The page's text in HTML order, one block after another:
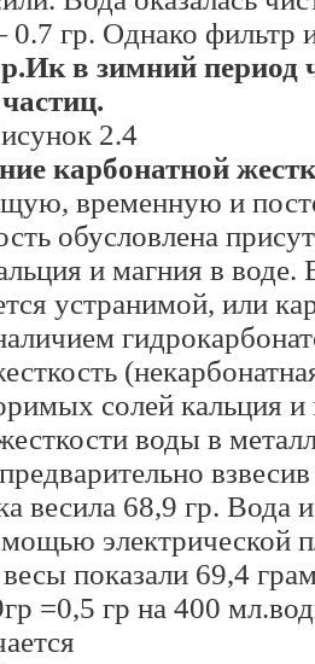
гр. Однако фильтр
в зимний период
2.4
карбонатной
временную и
обусловлена
и магния в воде.
устранимой, или
солей кальция
воды в
весила 68,9 гр. Вода
электрической
показали 69,4
=0,5 гр на 400